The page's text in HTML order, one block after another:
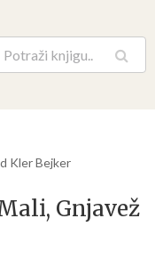
Pretraga
Kler Bejker
Gnjavež